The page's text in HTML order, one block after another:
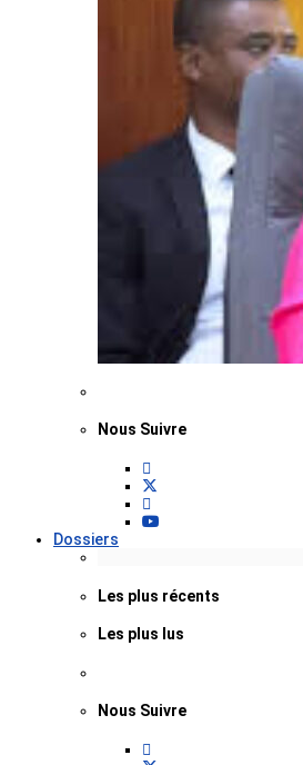
Nous Suivre
Dossiers
Les plus récents
Les plus lus
Nous Suivre